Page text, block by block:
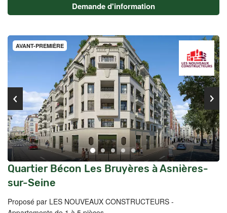
Demande d'information
AVANT-PREMIÈRE
Quartier Bécon Les Bruyères à Asnières-
sur-Seine
Proposé par LES NOUVEAUX CONSTRUCTEURS -